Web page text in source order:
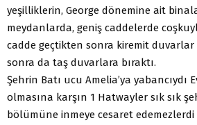
yeşilliklerin, George dönemine ait
meydanlarda, geniş caddelerde
cadde geçtikten sonra kiremit duvarlar
sonra da taş duvarlara bıraktı.
Şehrin Batı ucu Amelia’ya yabancıydı
olmasına karşın 1 Hatwayler sık sık
bölümüne inmeye cesaret edemezlerdi